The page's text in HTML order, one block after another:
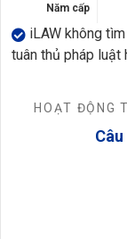
Năm cấp
iLAW không
tuân thủ pháp luật
HOẠT ĐỘNG